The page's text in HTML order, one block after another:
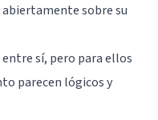
abiertamente sobre su
sí, pero para ellos
parecen lógicos y